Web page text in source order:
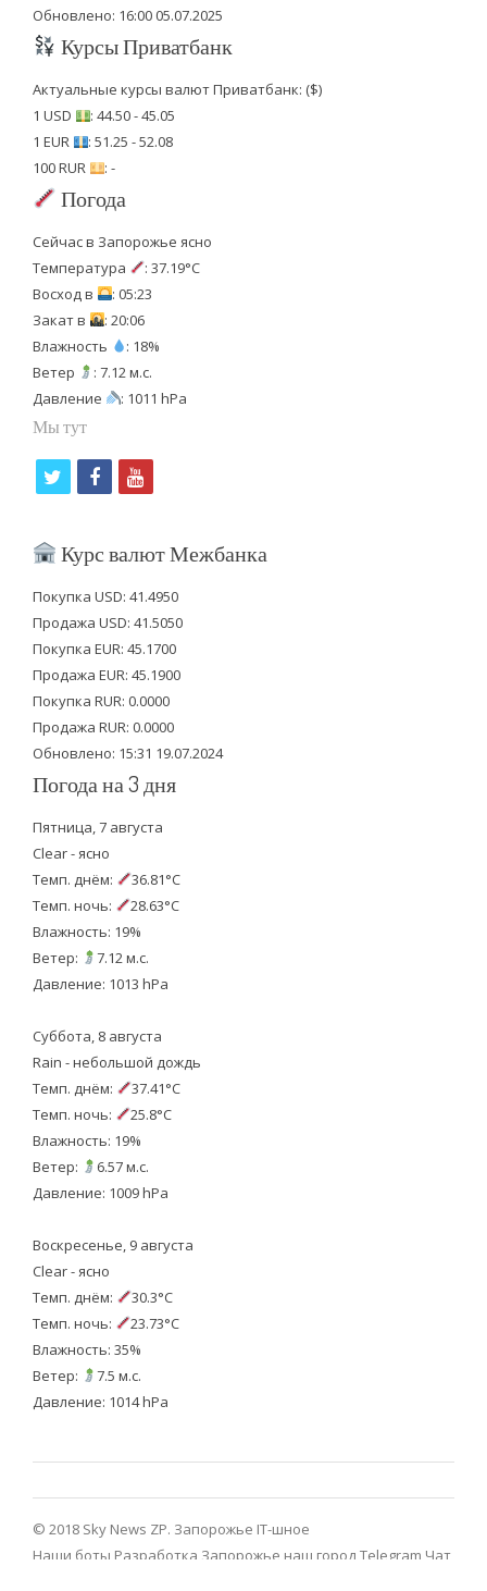
Обновлено: 16:00 05.07.2025
Курсы Приватбанк
Актуальные курсы валют Приватбанк: ($)
1 USD
: 44.50 - 45.05
1 EUR
: 51.25 - 52.08
100 RUR
: -
Погода
Сейчас в Запорожье ясно
Температура
: 37.19°C
Восход в
: 05:23
Закат в
: 20:06
Влажность
: 18%
Ветер
: 7.12 м.с.
Давление
: 1011 hPa
Мы тут
i
t
e
r
f
b
o
o
k
y
u
b
e
Курс валют Межбанка
Покупка USD: 41.4950
Продажа USD: 41.5050
Покупка EUR: 45.1700
Продажа EUR: 45.1900
Покупка RUR: 0.0000
Продажа RUR: 0.0000
Обновлено: 15:31 19.07.2024
Погода на 3 дня
Пятница, 7 августа
Clear - ясно
Темп. днём:
36.81°C
Темп. ночь:
28.63°C
Влажность: 19%
Ветер:
7.12 м.с.
Давление: 1013 hPa
Суббота, 8 августа
Rain - небольшой дождь
Темп. днём:
37.41°C
Темп. ночь:
25.8°C
Влажность: 19%
Ветер:
6.57 м.с.
Давление: 1009 hPa
Воскресенье, 9 августа
Clear - ясно
Темп. днём:
30.3°C
Темп. ночь:
23.73°C
Влажность: 35%
Ветер:
7.5 м.с.
Давление: 1014 hPa
© 2018 Sky News ZP. Запорожье IT-шное
Наши боты Разработка Запорожье наш город Telegram Чат